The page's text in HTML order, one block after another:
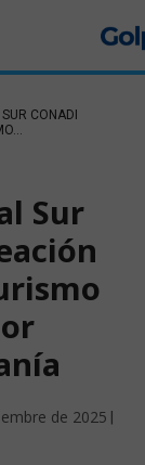
CONADI
Sur
de 2025